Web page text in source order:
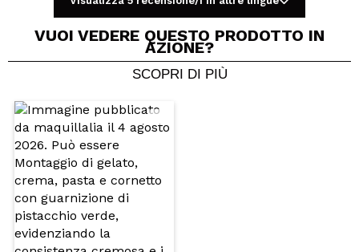
Consiglieresti questo acquisto? Si No
5/5
INVIA
VUOI VEDERE QUESTO PRODOTTO IN
AZIONE?
SCOPRI DI PIÙ